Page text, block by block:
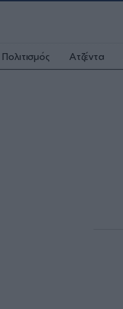
Πολιτισμός Ατζέντα